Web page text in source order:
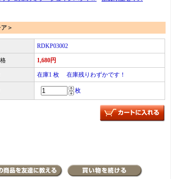
＞
RDKP03002
1,680円
在庫1 枚 在庫残りわずかです！
枚